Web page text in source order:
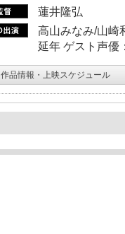
蓮井隆弘
高山みなみ/山崎
延年 ゲスト声優
作品情報・上映スケジュール